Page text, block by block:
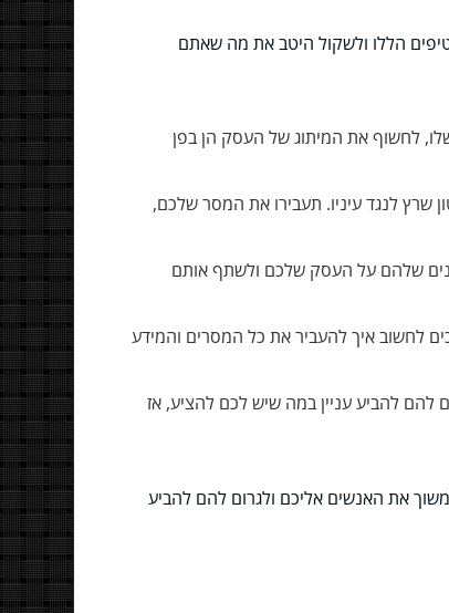
הללו ולשקול היטב את מה שאתם
לחשוף את המיתוג של העסק הן בפן
שרץ לנגד עיניו. תעבירו את המסר שלכם,
שלהם על העסק שלכם ולשתף אותם
לחשוב איך להעביר את כל המסרים והמידע
להם להביע עניין במה שיש לכם להציע, אז
את האנשים אליכם ולגרום להם להביע